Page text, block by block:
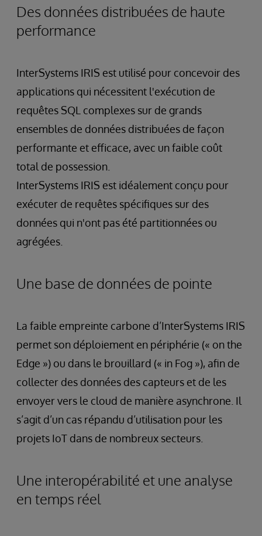
Des données distribuées de haute
performance
InterSystems IRIS est utilisé pour concevoir des
applications qui nécessitent l'exécution de
requêtes SQL complexes sur de grands
ensembles de données distribuées de façon
performante et efficace, avec un faible coût
total de possession.
InterSystems IRIS est idéalement conçu pour
exécuter de requêtes spécifiques sur des
données qui n'ont pas été partitionnées ou
agrégées.
Une base de données de pointe
La faible empreinte carbone d’InterSystems IRIS
permet son déploiement en périphérie (« on the
Edge ») ou dans le brouillard (« in Fog »), afin de
collecter des données des capteurs et de les
envoyer vers le cloud de manière asynchrone. Il
s’agit d’un cas répandu d’utilisation pour les
projets IoT dans de nombreux secteurs.
Une interopérabilité et une analyse
en temps réel